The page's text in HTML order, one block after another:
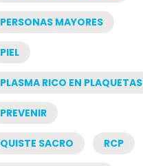
PERSONAS MAYORES
PIEL
PLASMA RICO EN PLAQUETAS
PREVENIR
QUISTE SACRO RCP